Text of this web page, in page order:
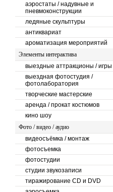
аэростаты / надувные и
пневмоконструкции
ледяные скульптуры
антиквариат
ароматизация мероприятий
Элементы интерактива
выездные аттракционы / игры
выездная фотостудия /
фотолаборатория
творческие мастерские
аренда / прокат костюмов
кино шоу
Фото / видео / аудио
видеосъёмка / монтаж
фотосъемка
фотостудии
студии звукозаписи
тиражирование CD и DVD